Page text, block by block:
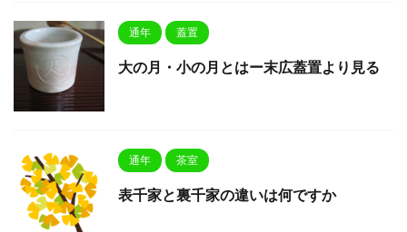
通年 蓋置
大の月・小の月とはー末広蓋置より見る
通年 茶室
表千家と裏千家の違いは何ですか